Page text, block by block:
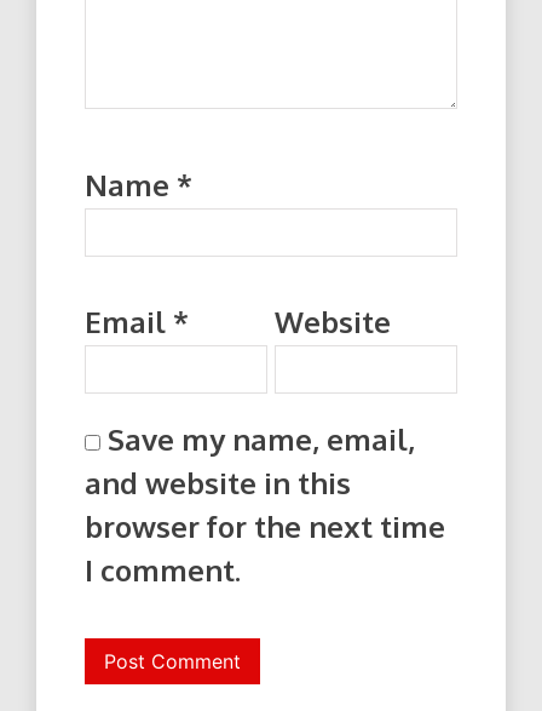
Name *
Email * Website
Save my name, email,
and website in this
browser for the next time
I comment.